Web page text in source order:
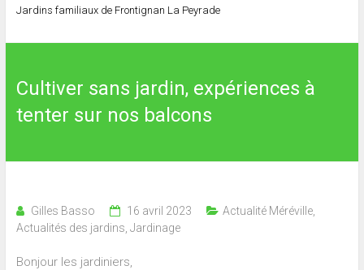
Jardins familiaux de Frontignan La Peyrade
Cultiver sans jardin, expériences à
tenter sur nos balcons
Gilles Basso 16 avril 2023 Actualité Méréville,
Actualités des jardins Jardinage
Bonjour les jardiniers,